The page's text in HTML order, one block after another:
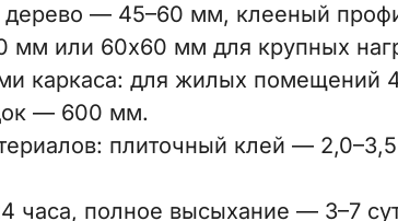
дерево — 45–60 мм, клееный
или 60х60 мм для крупных
каркаса: для жилых помещений
— 600 мм.
плиточный клей — 2,0–3,5
часа, полное высыхание — 3–7